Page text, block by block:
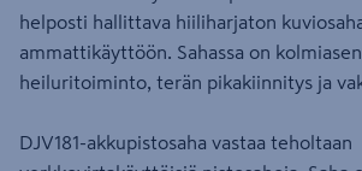
helposti hallittava hiiliharjaton
ammattikäyttöön. Sahassa on
heiluritoiminto, terän pikakiinnitys ja
DJV181-akkupistosaha vastaa teholtaan